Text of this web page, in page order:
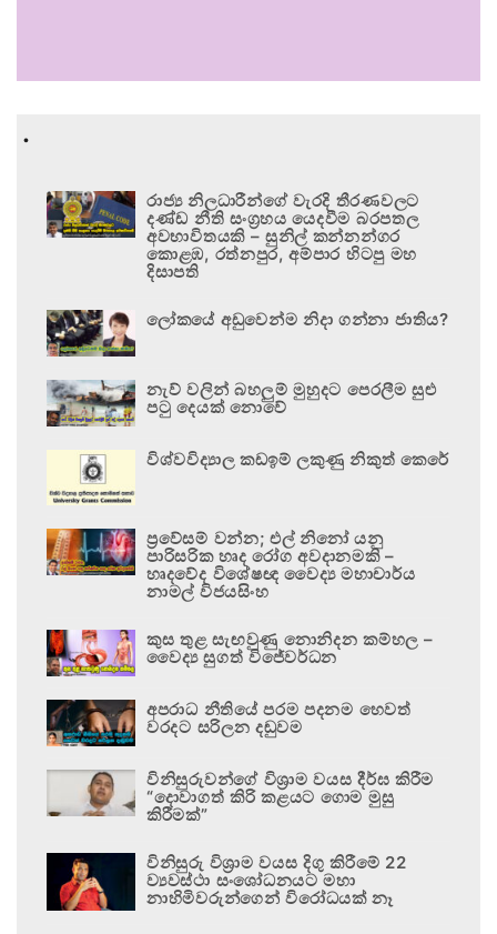
.
රාජ්‍ය නිලධාරීන්ගේ වැරදි තීරණවලට
දණ්ඩ නීති සංග්‍රහය යෙදවීම බරපතල
අවභාවිතයකි – සුනිල් කන්නන්ගර
කොළඹ, රත්නපුර, අම්පාර හිටපු මහ
දිසාපති
ලෝකයේ අඩුවෙන්ම නිදා ගන්නා ජාතිය?
නැව් වලින් බහලුම් මුහුදට පෙරලීම සුළු
පටු දෙයක් නොවේ
විශ්වවිද්‍යාල කඩඉම් ලකුණු නිකුත් කෙරේ
ප්‍රවේසම් වන්න; එල් නිනෝ යනු
පාරිසරික හෘද රෝග අවදානමකි –
හෘදවේද විශේෂඥ වෛද්‍ය මහාචාර්ය
නාමල් විජයසිංහ
කුස තුළ සැඟවුණු නොනිදන කම්හල –
වෛද්‍ය සුගත් විජේවර්ධන
අපරාධ නීතියේ පරම පදනම හෙවත්
වරදට සරිලන දඬුවම
විනිසුරුවන්ගේ විශ්‍රාම වයස දීර්ඝ කිරීම
“දොවාගත් කිරි කළයට ගොම මුසු
කිරීමක්”
විනිසුරු විශ්‍රාම වයස දිගු කිරීමේ 22
ව්‍යවස්ථා සංශෝධනයට මහා
නාහිමිවරුන්ගෙන් විරෝධයක් නෑ